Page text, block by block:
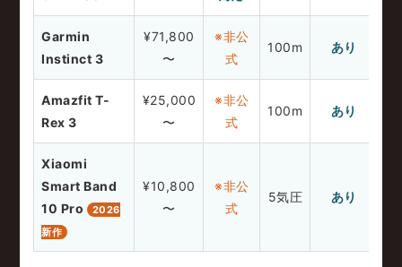
Garmin
Instinct 3
¥71,800
〜
※非公
式
100m あり
Amazfit T-
Rex 3
¥25,000
〜
※非公
式
100m あり
Xiaomi
Smart Band
10 Pro
2026
新作
¥10,800
〜
※非公
式
5気圧 あり